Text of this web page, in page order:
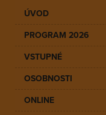
ÚVOD
PROGRAM 2026
VSTUPNÉ
OSOBNOSTI
ONLINE